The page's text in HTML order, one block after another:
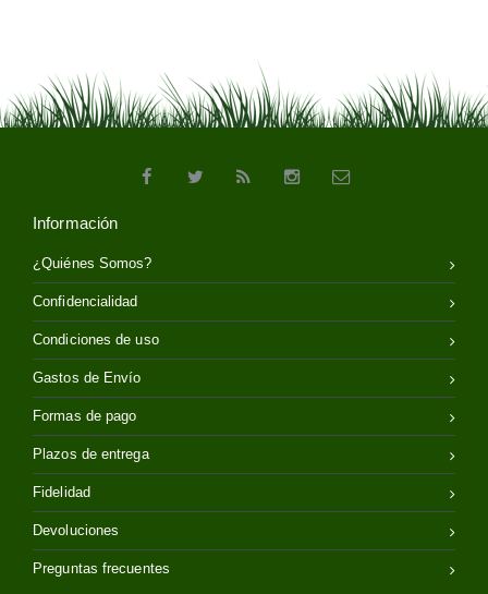
Información
¿Quiénes Somos?
Confidencialidad
Condiciones de uso
Gastos de Envío
Formas de pago
Plazos de entrega
Fidelidad
Devoluciones
Preguntas frecuentes